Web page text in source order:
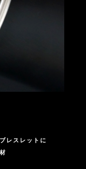
レスレットに